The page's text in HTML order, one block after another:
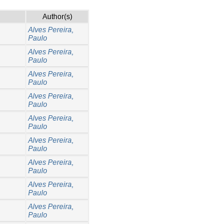
Author(s)
Alves Pereira,
Paulo
Alves Pereira,
Paulo
Alves Pereira,
Paulo
Alves Pereira,
Paulo
Alves Pereira,
Paulo
Alves Pereira,
Paulo
Alves Pereira,
Paulo
Alves Pereira,
Paulo
Alves Pereira,
Paulo